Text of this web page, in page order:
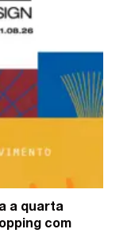
a quarta
com